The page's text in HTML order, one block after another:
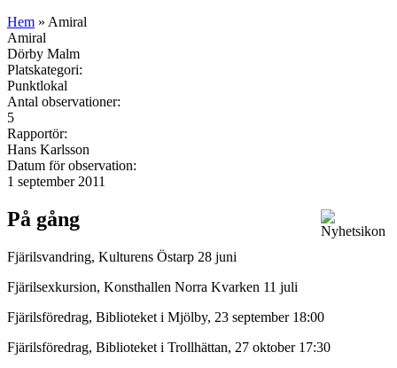
Hem » Amiral
Amiral
Dörby Malm
Platskategori:
Punktlokal
Antal observationer:
5
Rapportör:
Hans Karlsson
Datum för observation:
1 september 2011
På gång
Fjärilsvandring, Kulturens Östarp 28 juni
Fjärilsexkursion, Konsthallen Norra Kvarken 11 juli
Fjärilsföredrag, Biblioteket i Mjölby, 23 september 18:00
Fjärilsföredrag, Biblioteket i Trollhättan, 27 oktober 17:30